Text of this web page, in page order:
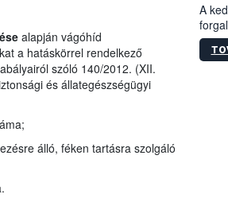
alapján vágóhíd
a hatáskörrel rendelkező
szóló 140/2012. (XII.
és állategészségügyi
álló, féken tartásra szolgáló
A